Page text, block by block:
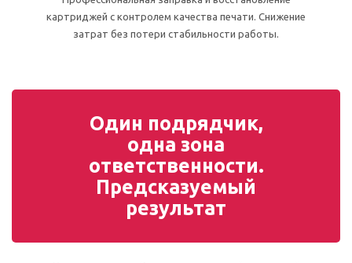
картриджей с контролем качества печати. Снижение
затрат без потери стабильности работы.
Один подрядчик,
одна зона
ответственности.
Предсказуемый
результат